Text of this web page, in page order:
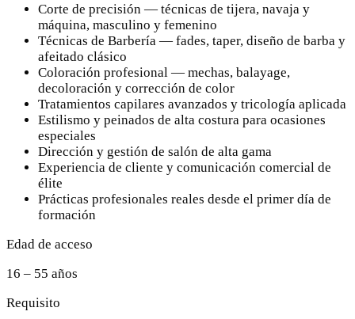
Corte de precisión — técnicas de tijera, navaja y
máquina, masculino y femenino
Técnicas de Barbería — fades, taper, diseño de barba y
afeitado clásico
Coloración profesional — mechas, balayage,
decoloración y corrección de color
Tratamientos capilares avanzados y tricología aplicada
Estilismo y peinados de alta costura para ocasiones
especiales
Dirección y gestión de salón de alta gama
Experiencia de cliente y comunicación comercial de
élite
Prácticas profesionales reales desde el primer día de
formación
Edad de acceso
16 – 55 años
Requisito